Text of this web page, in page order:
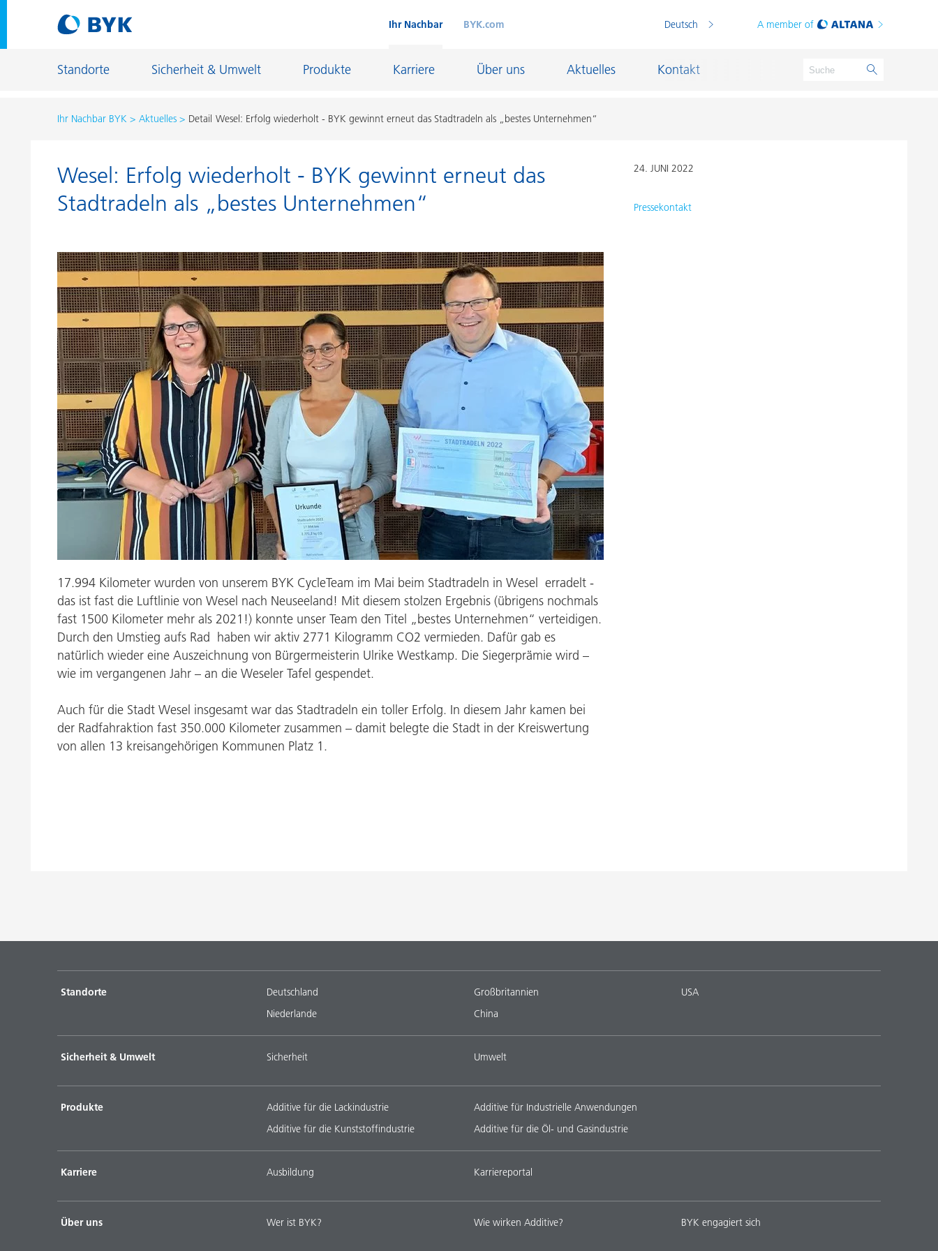
Ihr Nachbar BYK.com Deutsch A member of
Standorte Sicherheit & Umwelt Produkte Karriere Über uns Aktuelles Kontakt
Deutschland
Deutschland
Wesel
Wesel - Emmelsum
Moosburg
Schkopau
Geretsried
USA
USA
Chester
Gonzales
Louisville
Wallingford
Niederlande
Niederlande
Nijverdal
Großbritannien
Großbritannien
Widnes
Standortübersicht
China
Ihr Nachbar BYK Aktuelles Detail Wesel: Erfolg wiederholt - BYK gewinnt erneut das Stadtradeln als „bestes Unternehmen“
Wesel: Erfolg wiederholt - BYK gewinnt erneut das
Stadtradeln als „bestes Unternehmen“
17.994 Kilometer wurden von unserem BYK CycleTeam im Mai beim Stadtradeln in Wesel erradelt -
das ist fast die Luftlinie von Wesel nach Neuseeland! Mit diesem stolzen Ergebnis (übrigens nochmals
fast 1500 Kilometer mehr als 2021!) konnte unser Team den Titel „bestes Unternehmen“ verteidigen.
Durch den Umstieg aufs Rad haben wir aktiv 2771 Kilogramm CO2 vermieden. Dafür gab es
natürlich wieder eine Auszeichnung von Bürgermeisterin Ulrike Westkamp. Die Siegerprämie wird –
wie im vergangenen Jahr – an die Weseler Tafel gespendet.
Auch für die Stadt Wesel insgesamt war das Stadtradeln ein toller Erfolg. In diesem Jahr kamen bei
der Radfahraktion fast 350.000 Kilometer zusammen – damit belegte die Stadt in der Kreiswertung
von allen 13 kreisangehörigen Kommunen Platz 1.
24. JUNI 2022
Pressekontakt
Standorte
Deutschland
Niederlande
Großbritannien
China
USA
Sicherheit & Umwelt Sicherheit Umwelt
Produkte
Additive für die Lackindustrie
Additive für die Kunststoffindustrie
Additive für Industrielle Anwendungen
Additive für die Öl- und Gasindustrie
Karriere Ausbildung Karriereportal
Über uns Wer ist BYK? Wie wirken Additive? BYK engagiert sich